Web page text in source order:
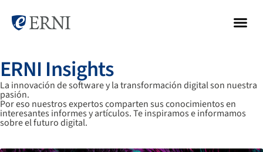
ERNI Insights
La innovación de software y la transformación digital son nuestra
pasión.
Por eso nuestros expertos comparten sus conocimientos en
interesantes informes y artículos. Te inspiramos e informamos
sobre el futuro digital.